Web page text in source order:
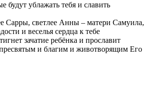
ублажать тебя и славить
Сарры, светлее Анны – матери Самуила,
и веселья сердца к тебе
зачатие ребёнка и прославит
и благим и животворящим Его